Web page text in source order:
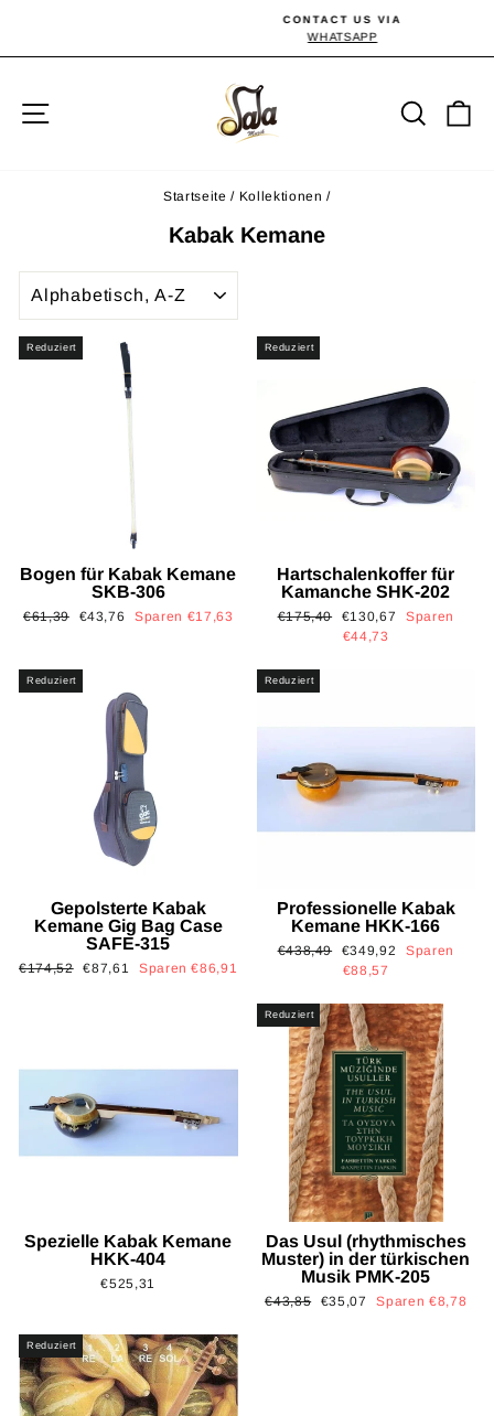
Inhalt
CONTACT US VIA
Suche
Startseite / Kollektionen /
Kabak Kemane
Reduziert
Bogen für Kabak Kemane
SKB-306
Normaler
€61,39 Sonderpreis
€43,76 Sparen €17,63
Reduziert
Hartschalenkoffer für
Kamanche SHK-202
Normaler
€175,40 Sonderpreis
€130,67
Sparen
€44,73
Reduziert
Gepolsterte Kabak
Kemane Gig Bag Case
SAFE-315
Normaler
€174,52 Sonderpreis
€87,61 Sparen €86,91
Reduziert
Professionelle Kabak
Kemane HKK-166
Normaler
€438,49 Sonderpreis
€349,92
Sparen
€88,57
Spezielle Kabak Kemane
HKK-404
€525,31
Reduziert
Das Usul (rhythmisches
Muster) in der türkischen
Musik PMK-205
Normaler
€43,85 Sonderpreis
€35,07 Sparen €8,78
Reduziert